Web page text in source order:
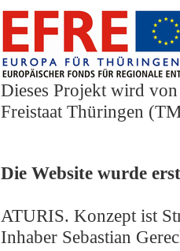
Dieses Projekt wird
Freistaat Thüringen
Die Website wurde
ATURIS. Konzept ist
Inhaber Sebastian